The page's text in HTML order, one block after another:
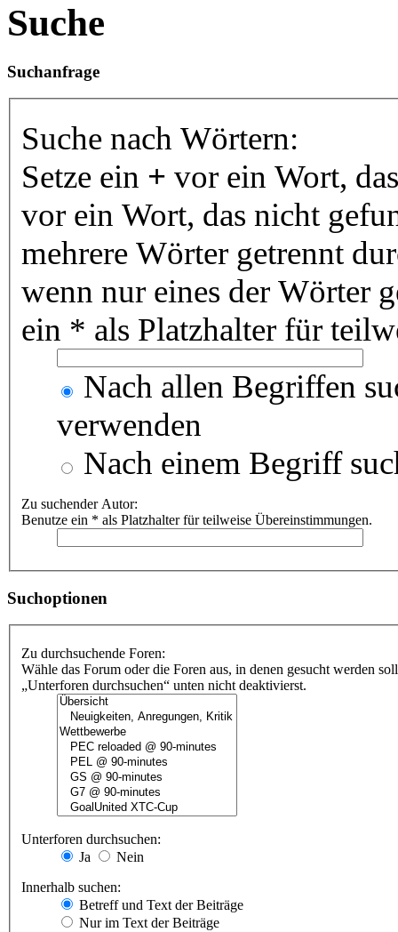
Suche
Suchanfrage
Suche nach Wörtern:
Setze ein + vor ein Wort,
vor ein Wort, das nicht
mehrere Wörter getrennt
wenn nur eines der Wörter
ein * als Platzhalter für
Nach allen Begriffen
verwenden
Nach einem Begriff
Zu suchender Autor:
Benutze ein * als Platzhalter für teilweise Übereinstimmungen.
Suchoptionen
Zu durchsuchende Foren:
Wähle das Forum oder die Foren aus, in denen gesucht werden
„Unterforen durchsuchen“ unten nicht deaktivierst.
Unterforen durchsuchen:
Ja
Nein
Innerhalb suchen:
Betreff und Text der Beiträge
Nur im Text der Beiträge